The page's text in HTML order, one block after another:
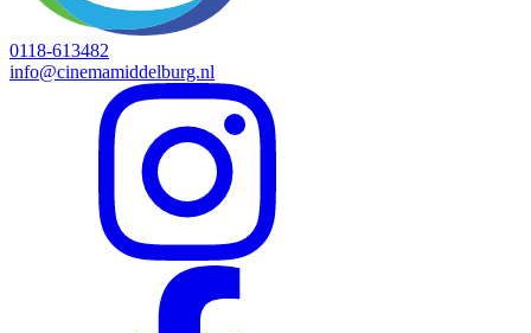
0118-613482
info@cinemamiddelburg.nl